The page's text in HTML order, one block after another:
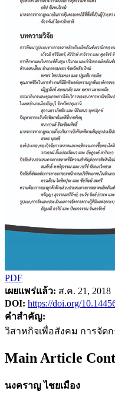
PDF
เผยแพร่แล้ว: ส.ค. 21, 2018
DOI: https://doi.org/
คำสำคัญ:
วิสาหกิจเพื่อสังคม การจัดก
Main Article
นงคราญ ไชยเมือง